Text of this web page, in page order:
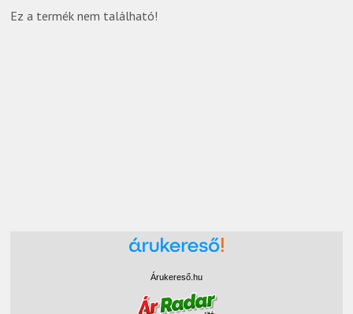
Ez a termék nem található!
Árukereső.hu